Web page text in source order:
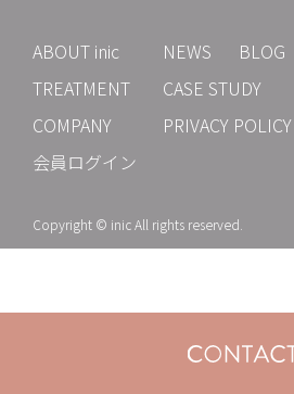
ABOUT inic NEWS BLOG
TREATMENT
CASE STUDY
COMPANY
PRIVACY POLICY
会員ログイン
Copyright © inic All rights reserved.